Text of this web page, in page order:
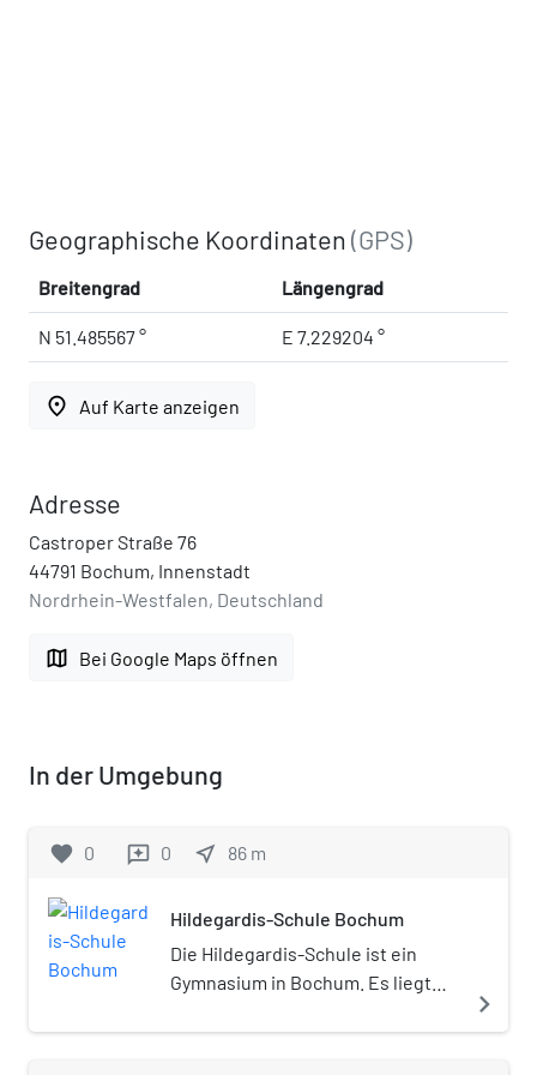
Geographische Koordinaten(GPS)
Breitengrad Längengrad
N 51.485567 ° E 7.229204 °
place Auf Karte anzeigen
Adresse
Castroper Straße 76
44791 Bochum, Innenstadt
Nordrhein-Westfalen, Deutschland
map Bei Google Maps öffnen
In der Umgebung
favorite 0 reviews 0 near_me 86 m
Hildegardis-Schule Bochum
Die Hildegardis-Schule ist ein
Gymnasium in Bochum. Es liegt
Fußgängerzone in der Bochumer
navigate_next